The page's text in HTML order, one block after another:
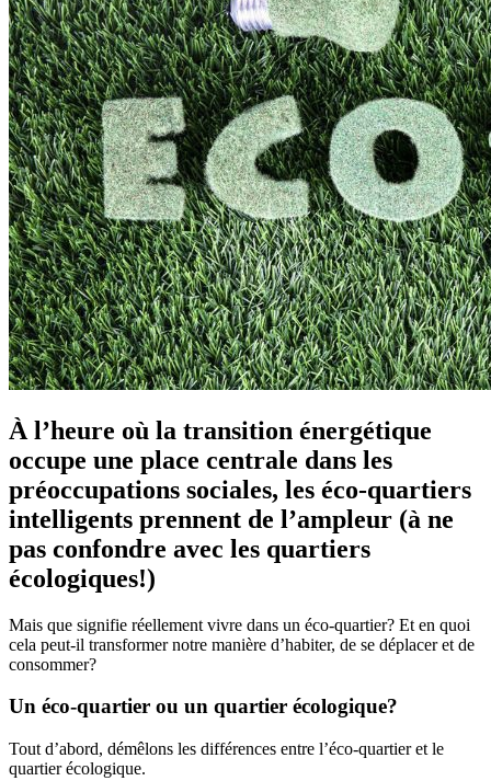
À l’heure où la transition énergétique
occupe une place centrale dans les
préoccupations sociales, les éco-quartiers
intelligents prennent de l’ampleur (à ne
pas confondre avec les quartiers
écologiques!)
Mais que signifie réellement vivre dans un éco-quartier? Et en quoi
cela peut-il transformer notre manière d’habiter, de se déplacer et de
consommer?
Un éco-quartier ou un quartier écologique?
Tout d’abord, démêlons les différences entre l’éco-quartier et le
quartier écologique.